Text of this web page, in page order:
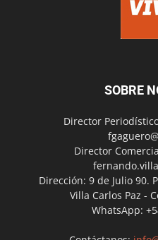
SOBRE
Director
Director
Dirección: 9 de Julio 90.
Villa Carlos Paz -
WhatsApp: